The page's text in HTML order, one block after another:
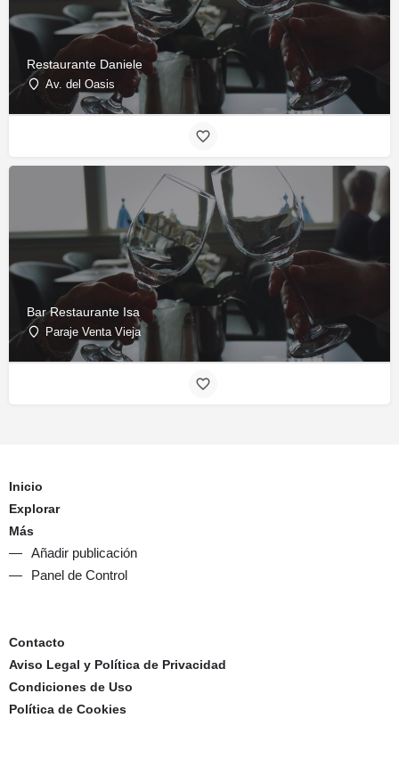
Restaurante Daniele
Av. del Oasis
Bar Restaurante Isa
Paraje Venta Vieja
Inicio
Explorar
Más
Añadir publicación
Panel de Control
Contacto
Aviso Legal y Política de Privacidad
Condiciones de Uso
Política de Cookies